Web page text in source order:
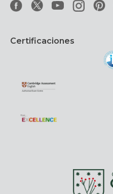
Certificaciones